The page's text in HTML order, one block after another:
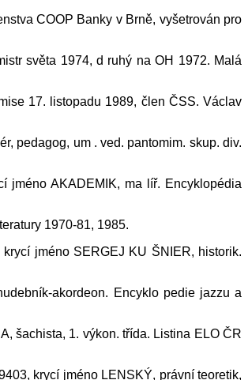
COOP Banky v Brně, vyšetrován pro
světa 1974, d ruhý na OH 1972. Malá
17. listopadu 1989, člen ČSS. Václav
pedagog, um . ved. pantomim. skup. div.
jméno AKADEMIK, ma líř. Encyklopédia
1970-81, 1985.
jméno SERGEJ KU ŠNIER, historik.
akordeon. Encyklo pedie jazzu a
šachista, 1. výkon. třída. Listina ELO ČR
krycí jméno LENSKÝ, právní teoretik,